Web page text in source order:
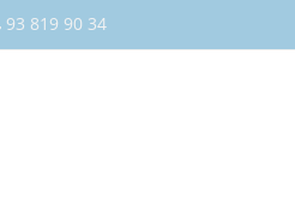
93 819 90 34